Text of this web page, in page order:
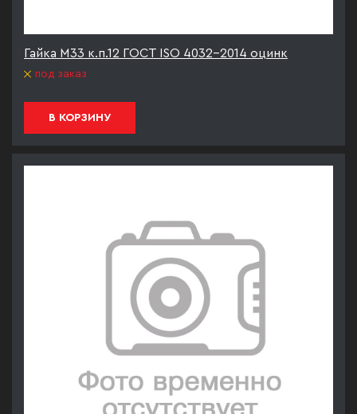
Гайка М33 к.п.12 ГОСТ ISO 4032-2014 оцинк
под заказ
В КОРЗИНУ